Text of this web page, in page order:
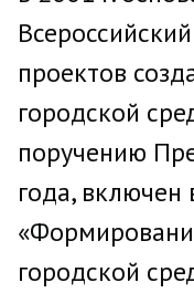
проектов
городской
поручению
года,
городской